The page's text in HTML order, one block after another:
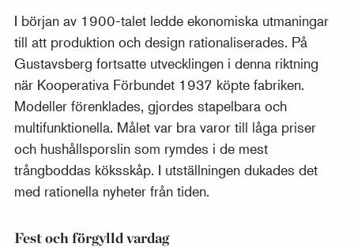
I början av 1900-talet ledde ekonomiska utmaningar
till att produktion och design rationaliserades. På
Gustavsberg fortsatte utvecklingen i denna riktning
när Kooperativa Förbundet 1937 köpte fabriken.
Modeller förenklades, gjordes stapelbara och
multifunktionella. Målet var bra varor till låga priser
och hushållsporslin som rymdes i de mest
trångboddas köksskåp. I utställningen dukades det
med rationella nyheter från tiden.
Fest och förgylld vardag